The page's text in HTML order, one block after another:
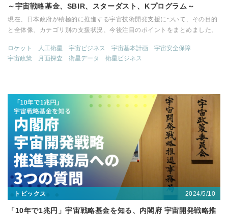
～宇宙戦略基金、SBIR、スターダスト、Kプログラム～
現在、日本政府が積極的に推進する宇宙技術開発支援について、その目的
と全体像、カテゴリ別の支援状況、今後注目のポイントをまとめました。
ロケット 人工衛星 宇宙ビジネス 宇宙基本計画
宇宙安全保障
宇宙政策
月面探査 衛星データ 衛星ビジネス
トピックス 2024/5/10
「10年で1兆円」宇宙戦略基金を知る、内閣府 宇宙開発戦略推